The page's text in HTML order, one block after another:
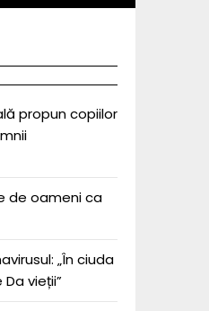
propun copiilor
de oameni ca
„În ciuda
vieții”